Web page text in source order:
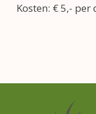
Kosten: € 5,- per